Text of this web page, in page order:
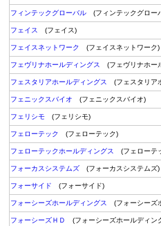
フィンテックグローバル (フィンテックグロー
フェイス (フェイス)
フェイスネットワーク (フェイスネットワーク)
フェヴリナホールディングス (フェヴリナホー
フェスタリアホールディングス (フェスタリア
フェニックスバイオ (フェニックスバイオ)
フェリシモ (フェリシモ)
フェローテック (フェローテック)
フェローテックホールディングス (フェローテ
フォーカスシステムズ (フォーカスシステムズ)
フォーサイド (フォーサイド)
フォーシーズホールディングス (フォーシーズ
フォーシーズＨＤ (フォーシーズホールディン